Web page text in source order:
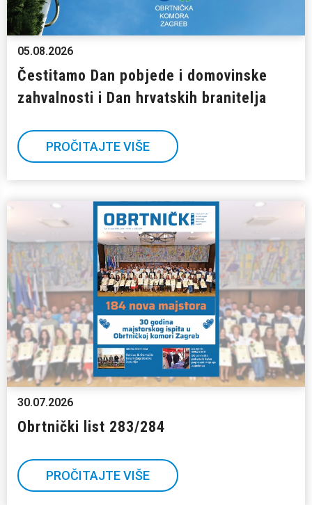
05.08.2026
Čestitamo Dan pobjede i domovinske
zahvalnosti i Dan hrvatskih branitelja
PROČITAJTE VIŠE
30.07.2026
Obrtnički list 283/284
PROČITAJTE VIŠE